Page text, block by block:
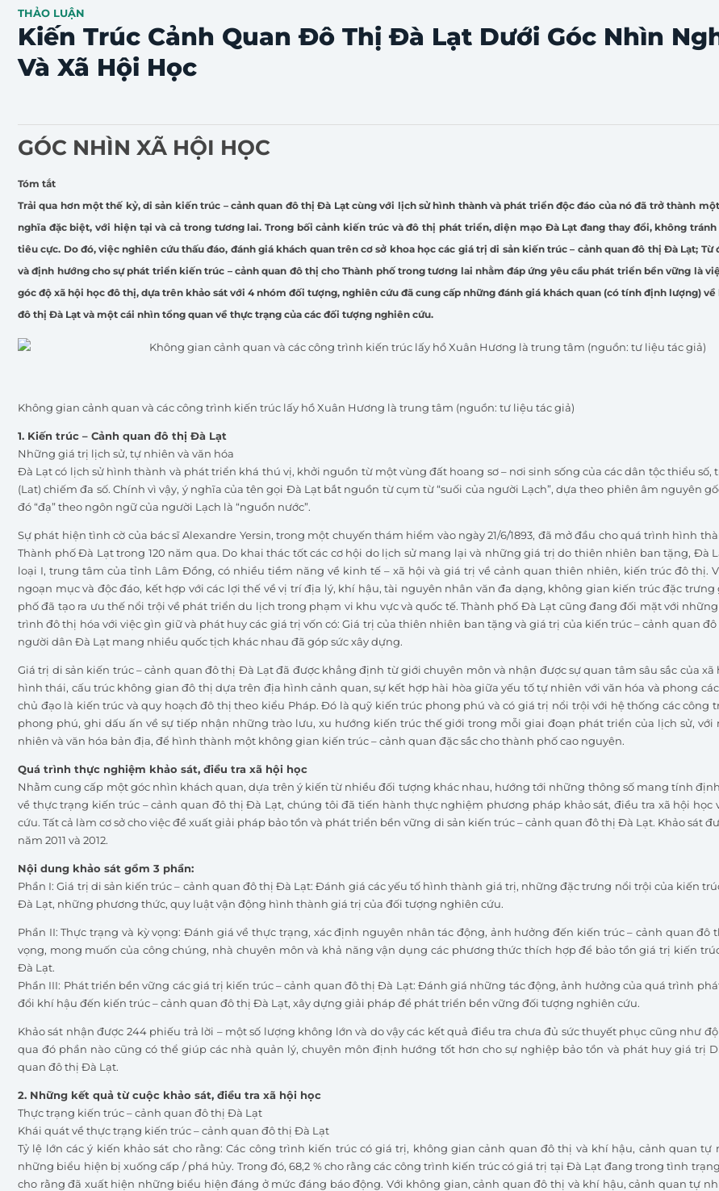
THẢO LUẬN
Kiến Trúc Cảnh Quan Đô Thị Đà Lạt Dưới Góc Nhìn
Và Xã Hội Học
GÓC NHÌN XÃ HỘI HỌC
Tóm tắt
Trải qua hơn một thế kỷ, di sản kiến trúc – cảnh quan đô thị Đà Lạt cùng với lịch sử hình thành và phát triển độc đáo của nó đã trở thành
nghĩa đặc biệt, với hiện tại và cả trong tương lai. Trong bối cảnh kiến trúc và đô thị phát triển, diện mạo Đà Lạt đang thay đổi, không
tiêu cực. Do đó, việc nghiên cứu thấu đáo, đánh giá khách quan trên cơ sở khoa học các giá trị di sản kiến trúc – cảnh quan đô thị Đà Lạt; Từ
và định hướng cho sự phát triển kiến trúc – cảnh quan đô thị cho Thành phố trong tương lai nhằm đáp ứng yêu cầu phát triển bền vững là
góc độ xã hội học đô thị, dựa trên khảo sát với 4 nhóm đối tượng, nghiên cứu đã cung cấp những đánh giá khách quan (có tính định lượng)
đô thị Đà Lạt và một cái nhìn tổng quan về thực trạng của các đối tượng nghiên cứu.
Không gian cảnh quan và các công trình kiến trúc lấy hồ Xuân Hương là trung tâm (nguồn: tư liệu tác giả)
1. Kiến trúc – Cảnh quan đô thị Đà Lạt
Những giá trị lịch sử, tự nhiên và văn hóa
Đà Lạt có lịch sử hình thành và phát triển khá thú vị, khởi nguồn từ một vùng đất hoang sơ – nơi sinh sống của các dân tộc thiểu số,
(Lat) chiếm đa số. Chính vì vậy, ý nghĩa của tên gọi Đà Lạt bắt nguồn từ cụm từ “suối của người Lạch”, dựa theo phiên âm nguyên
đó “đạ” theo ngôn ngữ của người Lạch là “nguồn nước”.
Sự phát hiện tình cờ của bác sĩ Alexandre Yersin, trong một chuyến thám hiểm vào ngày 21/6/1893, đã mở đầu cho quá trình hình
Thành phố Đà Lạt trong 120 năm qua. Do khai thác tốt các cơ hội do lịch sử mang lại và những giá trị do thiên nhiên ban tặng, Đà
loại I, trung tâm của tỉnh Lâm Đồng, có nhiều tiềm năng về kinh tế – xã hội và giá trị về cảnh quan thiên nhiên, kiến trúc đô thị.
ngoạn mục và độc đáo, kết hợp với các lợi thế về vị trí địa lý, khí hậu, tài nguyên nhân văn đa dạng, không gian kiến trúc đặc trưng
phố đã tạo ra ưu thế nổi trội về phát triển du lịch trong phạm vi khu vực và quốc tế. Thành phố Đà Lạt cũng đang đối mặt với
trình đô thị hóa với việc gìn giữ và phát huy các giá trị vốn có: Giá trị của thiên nhiên ban tặng và giá trị của kiến trúc – cảnh quan
người dân Đà Lạt mang nhiều quốc tịch khác nhau đã góp sức xây dựng.
Giá trị di sản kiến trúc – cảnh quan đô thị Đà Lạt đã được khẳng định từ giới chuyên môn và nhận được sự quan tâm sâu sắc của xã
hình thái, cấu trúc không gian đô thị dựa trên địa hình cảnh quan, sự kết hợp hài hòa giữa yếu tố tự nhiên với văn hóa và phong
chủ đạo là kiến trúc và quy hoạch đô thị theo kiểu Pháp. Đó là quỹ kiến trúc phong phú và có giá trị nổi trội với hệ thống các công
phong phú, ghi dấu ấn về sự tiếp nhận những trào lưu, xu hướng kiến trúc thế giới trong mỗi giai đoạn phát triển của lịch sử,
nhiên và văn hóa bản địa, để hình thành một không gian kiến trúc – cảnh quan đặc sắc cho thành phố cao nguyên.
Quá trình thực nghiệm khảo sát, điều tra xã hội học
Nhằm cung cấp một góc nhìn khách quan, dựa trên ý kiến từ nhiều đối tượng khác nhau, hướng tới những thông số mang tính
về thực trạng kiến trúc – cảnh quan đô thị Đà Lạt, chúng tôi đã tiến hành thực nghiệm phương pháp khảo sát, điều tra xã hội học
cứu. Tất cả làm cơ sở cho việc đề xuất giải pháp bảo tồn và phát triển bền vững di sản kiến trúc – cảnh quan đô thị Đà Lạt. Khảo sát
năm 2011 và 2012.
Nội dung khảo sát gồm 3 phần:
Phần I: Giá trị di sản kiến trúc – cảnh quan đô thị Đà Lạt: Đánh giá các yếu tố hình thành giá trị, những đặc trưng nổi trội của kiến
Đà Lạt, những phương thức, quy luật vận động hình thành giá trị của đối tượng nghiên cứu.
Phần II: Thực trạng và kỳ vọng: Đánh giá về thực trạng, xác định nguyên nhân tác động, ảnh hưởng đến kiến trúc – cảnh quan đô
vọng, mong muốn của công chúng, nhà chuyên môn và khả năng vận dụng các phương thức thích hợp để bảo tồn giá trị kiến
Đà Lạt.
Phần III: Phát triển bền vững các giá trị kiến trúc – cảnh quan đô thị Đà Lạt: Đánh giá những tác động, ảnh hưởng của quá trình
đổi khí hậu đến kiến trúc – cảnh quan đô thị Đà Lạt, xây dựng giải pháp để phát triển bền vững đối tượng nghiên cứu.
Khảo sát nhận được 244 phiếu trả lời – một số lượng không lớn và do vậy các kết quả điều tra chưa đủ sức thuyết phục cũng như
qua đó phần nào cũng có thể giúp các nhà quản lý, chuyên môn định hướng tốt hơn cho sự nghiệp bảo tồn và phát huy giá trị
quan đô thị Đà Lạt.
2. Những kết quả từ cuộc khảo sát, điều tra xã hội học
Thực trạng kiến trúc – cảnh quan đô thị Đà Lạt
Khái quát về thực trạng kiến trúc – cảnh quan đô thị Đà Lạt
Tỷ lệ lớn các ý kiến khảo sát cho rằng: Các công trình kiến trúc có giá trị, không gian cảnh quan đô thị và khí hậu, cảnh quan tự
những biểu hiện bị xuống cấp / phá hủy. Trong đó, 68,2 % cho rằng các công trình kiến trúc có giá trị tại Đà Lạt đang trong tình trạng
cho rằng đã xuất hiện những biểu hiện đáng ở mức đáng báo động. Với không gian, cảnh quan đô thị và khí hậu, cảnh quan tự